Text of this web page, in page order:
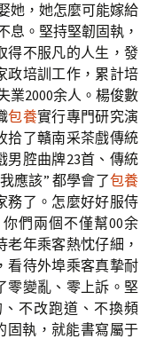
她，她怎麼可能嫁給
息。堅持堅韌固執，
得不服凡的人生，發
政培訓工作，累計培
業2000余人。楊俊數
包養實行專門研究演
拾了贛南采茶戲傳統
男腔曲牌23首、傳統
應該” 都學會了包養
務了。怎麼好好服侍
們兩個不僅幫00余
年乘客熱忱仔細，
看待外埠乘客真摯耐
零變亂、零上訴。堅
不改跑道、不換頻
固執，就能書寫屬于